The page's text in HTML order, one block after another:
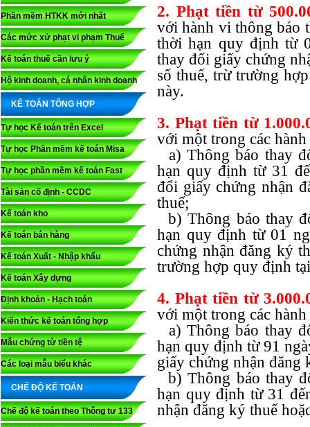
Phần mềm HTKK mới nhất
Các mức xử phạt vi phạm Thuế
Kế toán thuế cần lưu ý
Hộ kinh doanh, cá nhân kinh doanh
KẾ TOÁN TỔNG HỢP
Tự học Kế toán trên Excel
Tự học Phần mềm kế toán Misa
Tự học phần mềm kế toán Fast
Tài sản cố định - CCDC
Kế toán kho
Kế toán bán hàng
Kế toán Xuất - Nhập khẩu
Kế toán Xây dựng
Định khoản - Hạch toán
Kiến thức kế toán tổng hợp
Mẫu chứng từ tiền tệ
Các loại mẫu biểu khác
CHẾ ĐỘ KẾ TOÁN
Chế độ kế toán theo Thông tư 133
2. Phạt tiền từ
với hành vi thông báo
thời hạn quy định từ
thay đổi giấy chứng
số thuế, trừ trường
này.
3. Phạt tiền từ
với một trong các
a) Thông báo thay
hạn quy định từ 31
đổi giấy chứng nhận
thuế;
b) Thông báo thay
hạn quy định từ 01
chứng nhận đăng ký
trường hợp quy định
4. Phạt tiền từ
với một trong các
a) Thông báo thay
hạn quy định từ 91
giấy chứng nhận đăng
b) Thông báo thay
hạn quy định từ 31
nhận đăng ký thuế